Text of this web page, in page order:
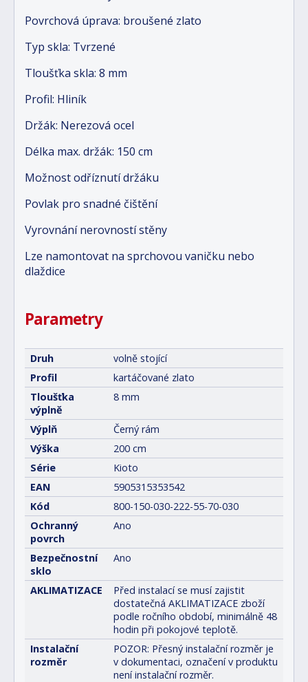
Povrchová úprava: broušené zlato
Typ skla: Tvrzené
Tloušťka skla: 8 mm
Profil: Hliník
Držák: Nerezová ocel
Délka max. držák: 150 cm
Možnost odříznutí držáku
Povlak pro snadné čištění
Vyrovnání nerovností stěny
Lze namontovat na sprchovou vaničku nebo
dlaždice
Parametry
Druh
volně stojící
Profil
kartáčované zlato
Tloušťka
výplně
8 mm
Výplň
Černý rám
Výška
200 cm
Série
Kioto
EAN
5905315353542
Kód
800-150-030-222-55-70-030
Ochranný
povrch
Ano
Bezpečnostní
sklo
Ano
AKLIMATIZACE
Před instalací se musí zajistit
dostatečná AKLIMATIZACE zboží
podle ročního období, minimálně 48
hodin při pokojové teplotě.
Instalační
rozměr
POZOR: Přesný instalační rozměr je
v dokumentaci, označení v produktu
není instalační rozměr.